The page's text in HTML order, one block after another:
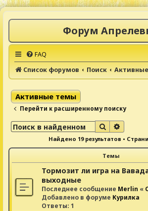
Форум
FAQ
Список форумов
Поиск
Активные темы
Перейти к расширенному поиску
Поиск
Найдено 19 результатов •
Темы
Тормозит ли игра на
выходные
Последнее сообщение Merlin «
Добавлено в форуме Курилка
Ответы: 1